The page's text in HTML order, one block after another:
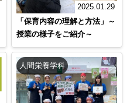
2025.01.29
「保育内容の理解と方法」～
授業の様子をご紹介～
人間栄養学科